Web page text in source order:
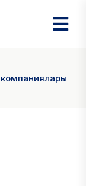
компаниялары